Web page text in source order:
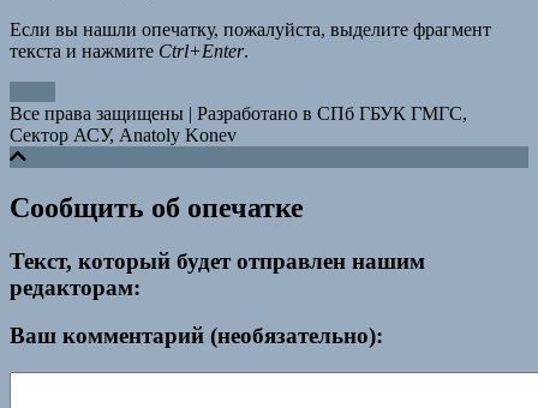
Если вы нашли опечатку, пожалуйста, выделите фрагмент
текста и нажмите Ctrl+Enter.
Все права защищены | Разработано в СПб ГБУК ГМГС,
Сектор АСУ, Anatoly Konev
Сообщить об опечатке
Текст, который будет отправлен нашим
редакторам:
Ваш комментарий (необязательно):